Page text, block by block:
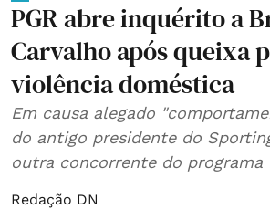
PGR abre inquérito a
Carvalho após queixa
violência doméstica
Em causa alegado
do antigo presidente do
outra concorrente do programa
Redação DN